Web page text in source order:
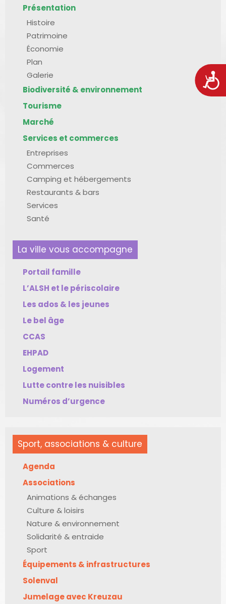
Présentation
Histoire
Patrimoine
Économie
Plan
Galerie
Biodiversité & environnement
Tourisme
Marché
Services et commerces
Entreprises
Commerces
Camping et hébergements
Restaurants & bars
Services
Santé
La ville vous accompagne
Portail famille
L’ALSH et le périscolaire
Les ados & les jeunes
Le bel âge
CCAS
EHPAD
Logement
Lutte contre les nuisibles
Numéros d’urgence
Sport, associations & culture
Agenda
Associations
Animations & échanges
Culture & loisirs
Nature & environnement
Solidarité & entraide
Sport
Équipements & infrastructures
Solenval
Jumelage avec Kreuzau